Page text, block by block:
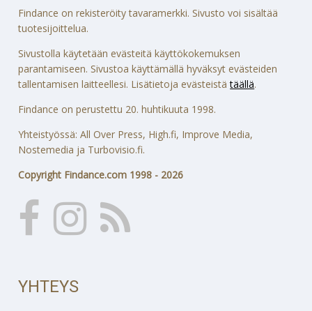
Findance on rekisteröity tavaramerkki. Sivusto voi sisältää
tuotesijoittelua.
Sivustolla käytetään evästeitä käyttökokemuksen
parantamiseen. Sivustoa käyttämällä hyväksyt evästeiden
tallentamisen laitteellesi. Lisätietoja evästeistätäällä.
Findance on perustettu 20. huhtikuuta 1998.
Yhteistyössä: All Over Press, High.fi, Improve Media,
Nostemedia ja Turbovisio.fi.
Copyright Findance.com 1998 - 2026
YHTEYS